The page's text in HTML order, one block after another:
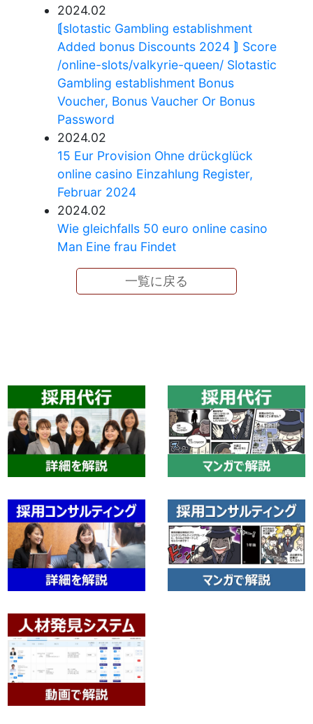
2024.02
⟬slotastic Gambling establishment
Added bonus Discounts 2024 ⟭ Score
/online-slots/valkyrie-queen/ Slotastic
Gambling establishment Bonus
Voucher, Bonus Vaucher Or Bonus
Password
2024.02
15 Eur Provision Ohne drückglück
online casino Einzahlung Register,
Februar 2024
2024.02
Wie gleichfalls 50 euro online casino
Man Eine frau Findet
一覧に戻る